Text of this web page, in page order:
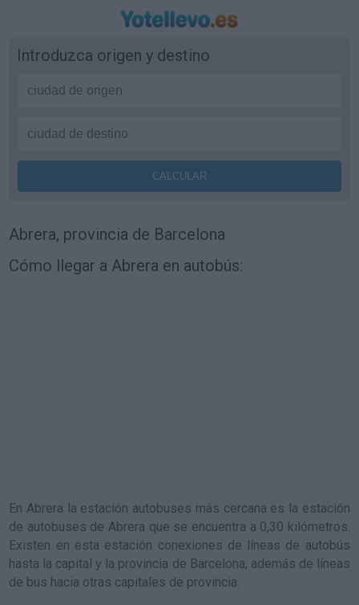
Introduzca origen y destino
Abrera, provincia de Barcelona
Cómo llegar a Abrera en autobús:
En Abrera la estación autobuses más cercana es la estación
de autobuses de Abrera que se encuentra a 0,30 kilómetros.
Existen en esta estación conexiones de líneas de autobús
hasta la capital y la provincia de Barcelona, además de líneas
de bus hacia otras capitales de provincia.